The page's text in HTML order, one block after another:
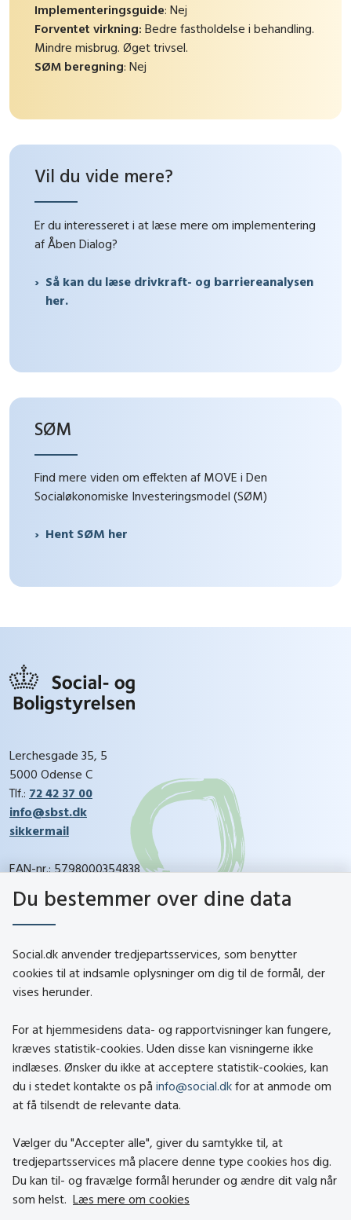
Implementeringsguide: Nej
Forventet virkning: Bedre fastholdelse i behandling.
Mindre misbrug. Øget trivsel.
SØM beregning: Nej
Vil du vide mere?
Er du interesseret i at læse mere om implementering
af Åben Dialog?
Så kan du læse drivkraft- og barriereanalysen
her.
SØM
Find mere viden om effekten af MOVE i Den
Socialøkonomiske Investeringsmodel (SØM)
Hent SØM her
Lerchesgade 35, 5
5000 Odense C
Tlf.: 72 42 37 00
info@sbst.dk
sikkermail
EAN-nr.: 5798000354838
Kontakt
About social.dk
Tilgængelighedserklæring
Om brugen af cookies
Besøg også
Du bestemmer over dine data
Social.dk anvender tredjepartsservices, som benytter
cookies til at indsamle oplysninger om dig til de formål, der
vises herunder.
For at hjemmesidens data- og rapportvisninger kan fungere,
kræves statistik-cookies. Uden disse kan visningerne ikke
indlæses. Ønsker du ikke at acceptere statistik-cookies, kan
du i stedet kontakte os på info@social.dk for at anmode om
at få tilsendt de relevante data.
Vælger du "Accepter alle", giver du samtykke til, at
tredjepartsservices må placere denne type cookies hos dig.
Du kan til- og fravælge formål herunder og ændre dit valg når
som helst. Læs mere om cookies